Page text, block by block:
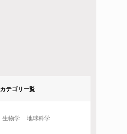
カテゴリー覧
生物学 地球科学